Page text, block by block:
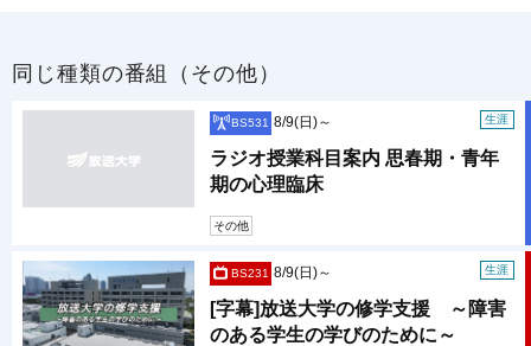
同じ種類の番組（その他）
BS531 生涯
8/9(日)～
ラジオ授業科目案内 思春期・青年
期の心理臨床
その他
BS231 生涯
8/9(日)～
[字幕]放送大学の修学支援 ～障害
のある学生の学びのために～